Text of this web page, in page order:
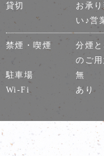
貸切
お承
い♪営
禁煙・喫煙
分煙
のご
駐車場
無
Wi-Fi
あり